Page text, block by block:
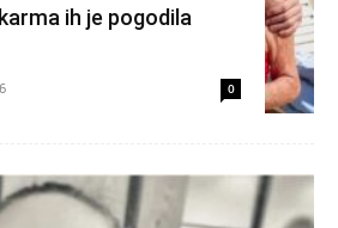
ih je pogodila
0